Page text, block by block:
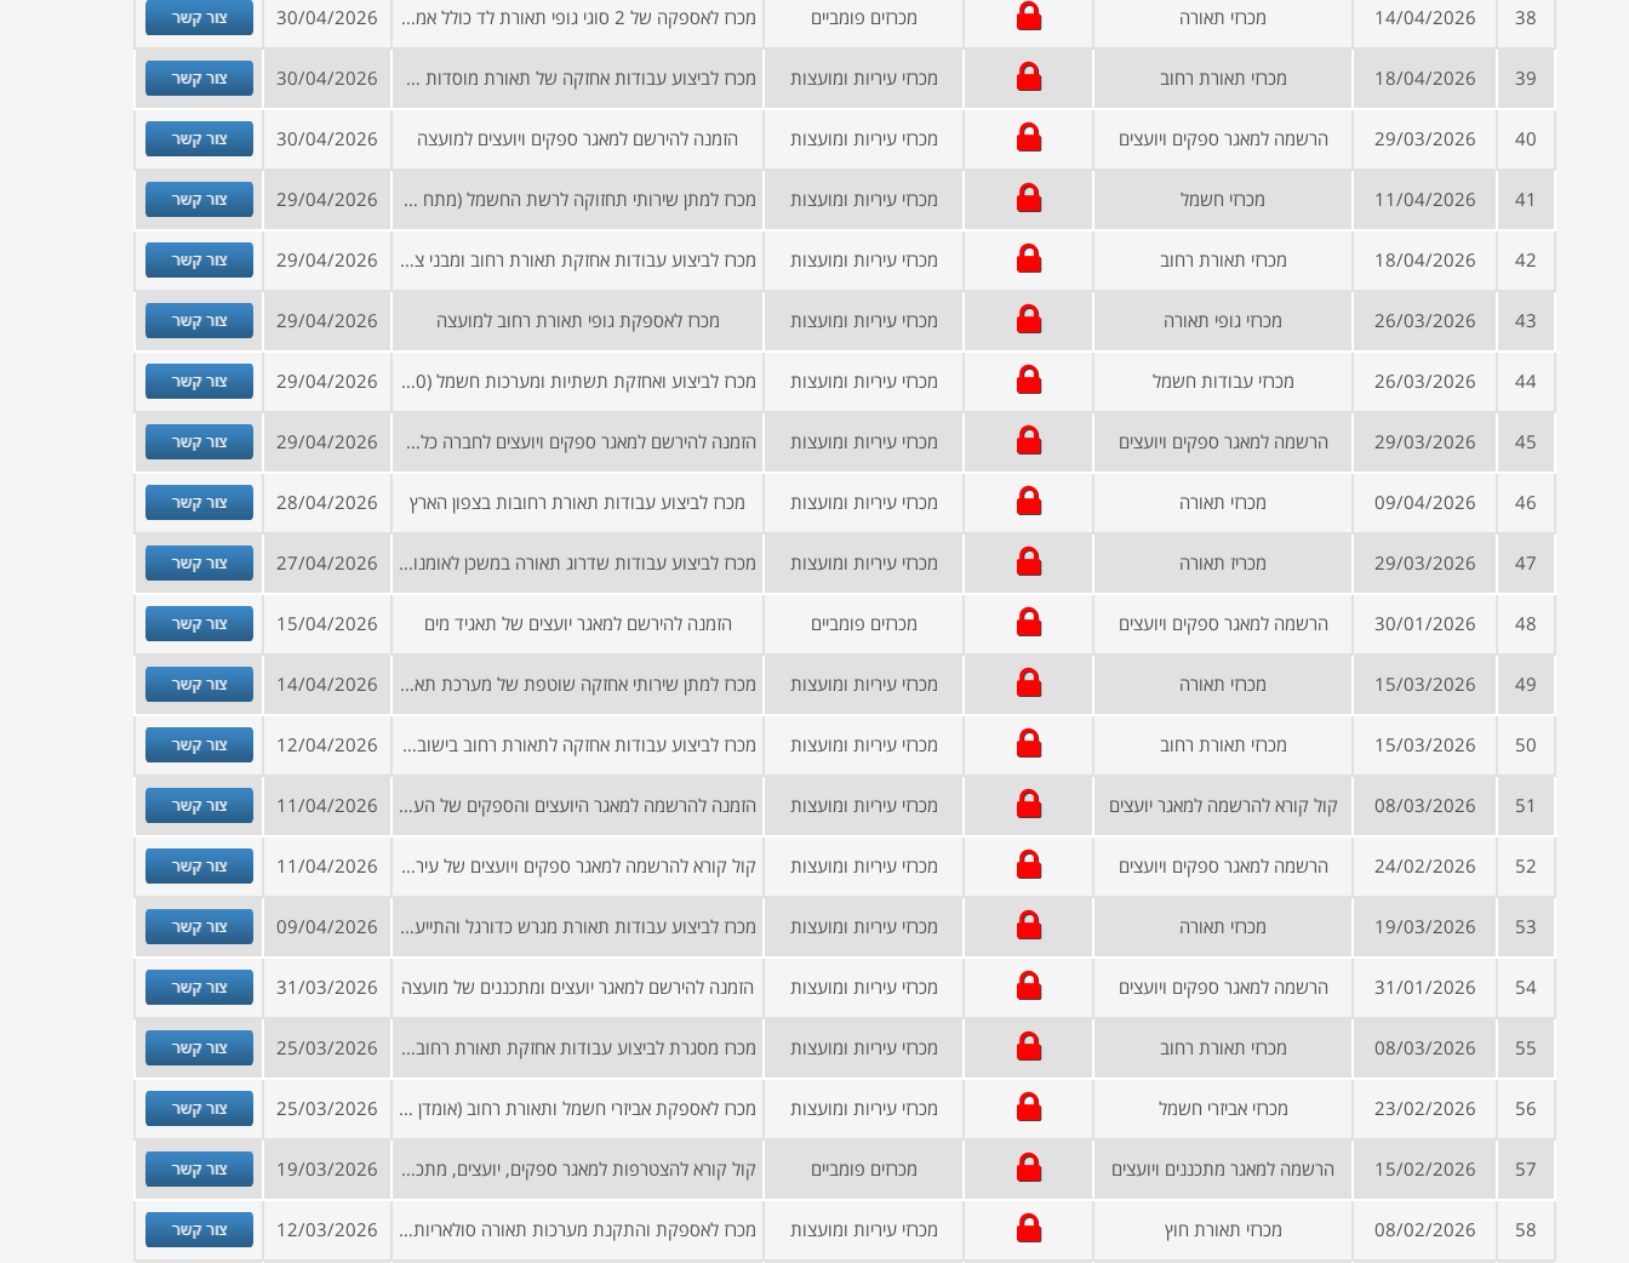
38
14/04/2026 מכרזי תאורה מכרזים פומביים מכרז לאספקה של 2 סוגי גופי תאורת לד כולל אמצעי חיבור 30/04/2026 צור קשר
39
18/04/2026 מכרזי תאורת רחוב מכרזי עיריות ומועצות מכרז לביצוע עבודות אחזקה של תאורת מוסדות ציבור ורחוב 30/04/2026 צור קשר
40
29/03/2026 הרשמה למאגר ספקים ויועצים מכרזי עיריות ומועצות הזמנה להירשם למאגר ספקים ויועצים למועצה 30/04/2026 צור קשר
41
11/04/2026 מכרזי חשמל מכרזי עיריות ומועצות מכרז למתן שירותי תחזוקה לרשת החשמל (מתח נמוך) ותאורת רחוב 160 א-1 29/04/2026 צור קשר
42
18/04/2026 מכרזי תאורת רחוב מכרזי עיריות ומועצות מכרז לביצוע עבודות אחזקת תאורת רחוב ומבני ציבור בדרום 29/04/2026 צור קשר
43
26/03/2026 מכרזי גופי תאורה מכרזי עיריות ומועצות מכרז לאספקת גופי תאורת רחוב למועצה 29/04/2026 צור קשר
44
26/03/2026 מכרזי עבודות חשמל מכרזי עיריות ומועצות מכרז לביצוע ואחזקת תשתיות ומערכות חשמל (160 א-3 + 270 א-3) 29/04/2026 צור קשר
45
29/03/2026 הרשמה למאגר ספקים ויועצים מכרזי עיריות ומועצות הזמנה להירשם למאגר ספקים ויועצים לחברה כלכלית 29/04/2026 צור קשר
46
09/04/2026 מכרזי תאורה מכרזי עיריות ומועצות מכרז לביצוע עבודות תאורת רחובות בצפון הארץ 28/04/2026 צור קשר
47
29/03/2026 מכריז תאורה מכרזי עיריות ומועצות מכרז לביצוע עבודות שדרוג תאורה במשכן לאומנויות הבמה 27/04/2026 צור קשר
48
30/01/2026 הרשמה למאגר ספקים ויועצים מכרזים פומביים הזמנה להירשם למאגר יועצים של תאגיד מים 15/04/2026 צור קשר
49
15/03/2026 מכרזי תאורה מכרזי עיריות ומועצות מכרז למתן שירותי אחזקה שוטפת של מערכת תאורת רחובות ושטחים ציבוריים נוספים 14/04/2026 צור קשר
50
15/03/2026 מכרזי תאורת רחוב מכרזי עיריות ומועצות מכרז לביצוע עבודות אחזקה לתאורת רחוב בישוב בדרום 160 א-2 270 א-2 12/04/2026 צור קשר
51
08/03/2026 קול קורא להרשמה למאגר יועצים מכרזי עיריות ומועצות הזמנה להרשמה למאגר היועצים והספקים של העירייה (פירוט התחומים נמצא באתר הרישום) 11/04/2026 צור קשר
52
24/02/2026 הרשמה למאגר ספקים ויועצים מכרזי עיריות ומועצות קול קורא להרשמה למאגר ספקים ויועצים של עירייה 11/04/2026 צור קשר
53
19/03/2026 מכרזי תאורה מכרזי עיריות ומועצות מכרז לביצוע עבודות תאורת מגרש כדורגל והתייעלות אנרגטית 270 א-1 09/04/2026 צור קשר
54
31/01/2026 הרשמה למאגר ספקים ויועצים מכרזי עיריות ומועצות הזמנה להירשם למאגר יועצים ומתכננים של מועצה 31/03/2026 צור קשר
55
08/03/2026 מכרזי תאורת רחוב מכרזי עיריות ומועצות מכרז מסגרת לביצוע עבודות אחזקת תאורת רחובות ומתקני חשמל כלליים בתחומי מועצה 160 א-1 25/03/2026 צור קשר
56
23/02/2026 מכרזי אביזרי חשמל מכרזי עיריות ומועצות מכרז לאספקת אביזרי חשמל ותאורת רחוב (אומדן שנתי כ- 200,000 ש"ח) 25/03/2026 צור קשר
57
15/02/2026 הרשמה למאגר מתכננים ויועצים מכרזים פומביים קול קורא להצטרפות למאגר ספקים, יועצים, מתכננים ומודדים לתאגיד מים 19/03/2026 צור קשר
58
08/02/2026 מכרזי תאורת חוץ מכרזי עיריות ומועצות מכרז לאספקת והתקנת מערכות תאורה סולאריות עבור אשכול רשויות בצפון 12/03/2026 צור קשר